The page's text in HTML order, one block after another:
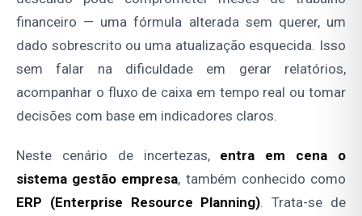
financeiro — uma fórmula alterada sem querer, um
dado sobrescrito ou uma atualização esquecida. Isso
sem falar na dificuldade em gerar relatórios,
acompanhar o fluxo de caixa em tempo real ou tomar
decisões com base em indicadores claros.
Neste cenário de incertezas, entra em cena o
sistema gestão empresa, também conhecido como
ERP (Enterprise Resource Planning). Trata-se de